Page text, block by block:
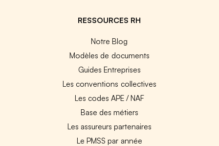
RESSOURCES RH
Notre Blog
Modèles de documents
Guides Entreprises
Les conventions collectives
Les codes APE / NAF
Base des métiers
Les assureurs partenaires
Le PMSS par année